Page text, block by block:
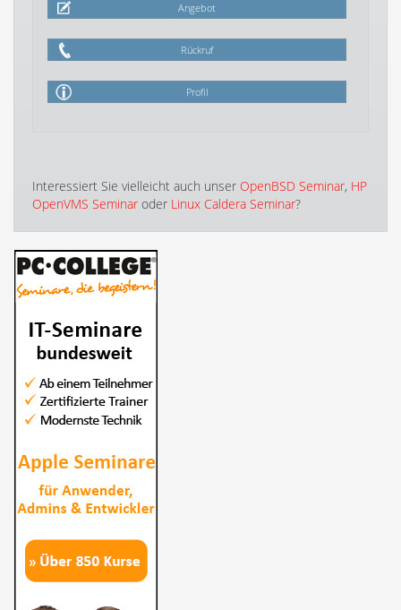
Angebot
Rückruf
Profil
Interessiert Sie vielleicht auch unser OpenBSD Seminar, HP
OpenVMS Seminar oder Linux Caldera Seminar?